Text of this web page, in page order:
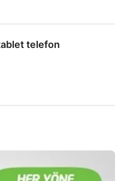
telefon